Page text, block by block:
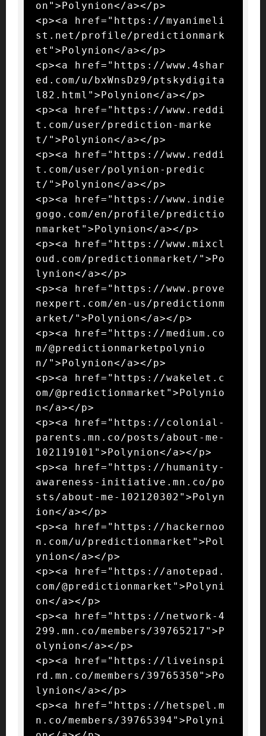
on">Polynion</a></p>
<p><a href="https://myanimeli
st.net/profile/predictionmark
et">Polynion</a></p>
<p><a href="https://www.4shar
ed.com/u/bxWnsDz9/ptskydigita
l82.html">Polynion</a></p>
<p><a href="https://www.reddi
t.com/user/prediction-marke
t/">Polynion</a></p>
<p><a href="https://www.reddi
t.com/user/polynion-predic
t/">Polynion</a></p>
<p><a href="https://www.indie
gogo.com/en/profile/predictio
nmarket">Polynion</a></p>
<p><a href="https://www.mixcl
oud.com/predictionmarket/">Po
lynion</a></p>
<p><a href="https://www.prove
nexpert.com/en-us/predictionm
arket/">Polynion</a></p>
<p><a href="https://medium.co
m/@predictionmarketpolynio
n/">Polynion</a></p>
<p><a href="https://wakelet.c
om/@predictionmarket">Polynio
n</a></p>
<p><a href="https://colonial-
parents.mn.co/posts/about-me-
102119101">Polynion</a></p>
<p><a href="https://humanity-
awareness-initiative.mn.co/po
sts/about-me-102120302">Polyn
ion</a></p>
<p><a href="https://hackernoo
n.com/u/predictionmarket">Pol
ynion</a></p>
<p><a href="https://anotepad.
com/@predictionmarket">Polyni
on</a></p>
<p><a href="https://network-4
299.mn.co/members/39765217">P
olynion</a></p>
<p><a href="https://liveinspi
rd.mn.co/members/39765350">Po
lynion</a></p>
<p><a href="https://hetspel.m
n.co/members/39765394">Polyni